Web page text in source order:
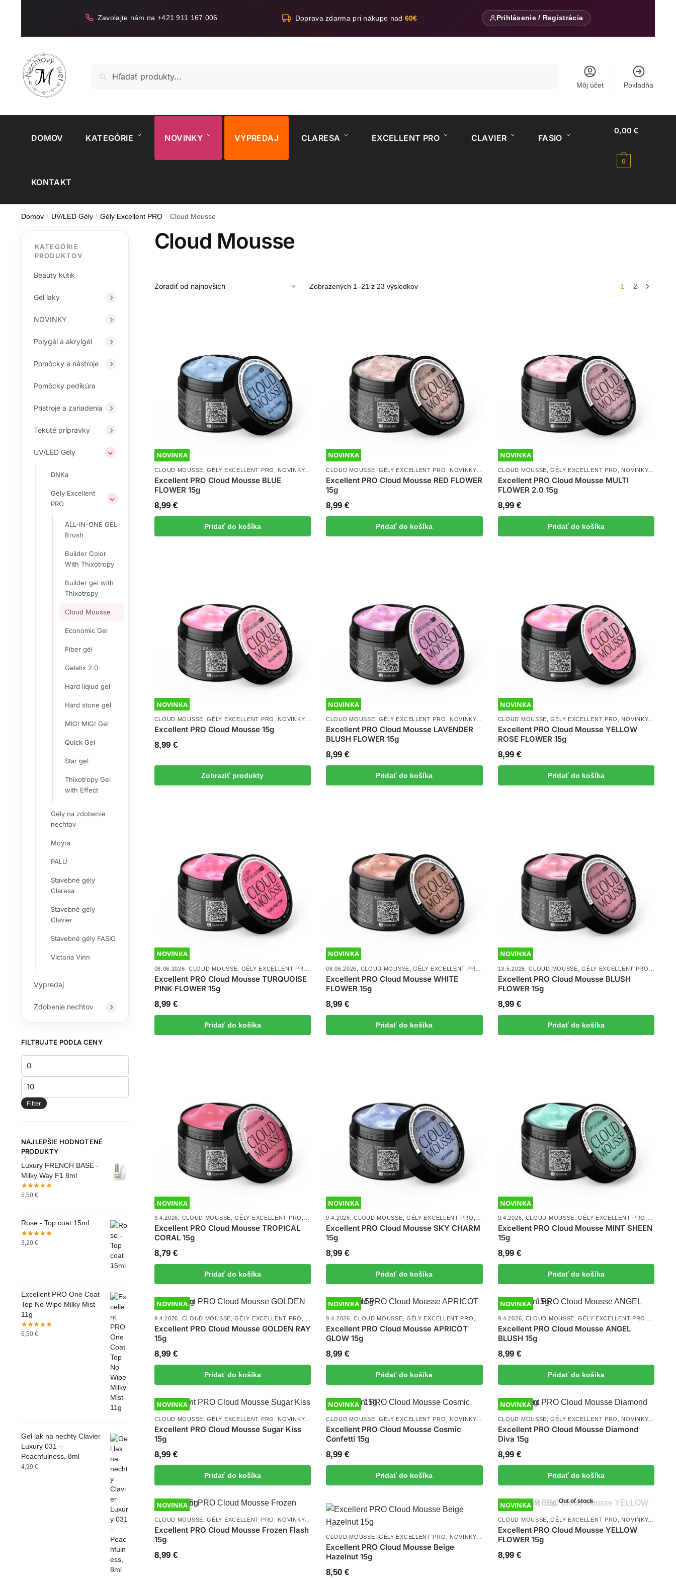
Zavolajte nám na +421 911 167 006 Doprava zdarma pri nákupe nad 60€ Prihlásenie / Registrácia
Vyhľadávanie
Môj účet Pokladňa
DOMOV KATEGÓRIE NOVINKY VÝPREDAJ CLARESA EXCELLENT PRO CLAVIER FASIO
KONTAKT
0,00€
0
Domov / UV/LED Gély / Gély Excellent PRO / Cloud Mousse
Cloud Mousse
Zobrazených 1–21 z 23 výsledkovZoradené
1 2
NOVINKA
CLOUD MOUSSE ,GÉLY EXCELLENT PRO NOVINKY, THIXOTROPY GEL WITH EFFECT,UV/LED GÉLY
Excellent PRO Cloud Mousse BLUE
FLOWER 15g
8,99 €
Pridať do košíka
NOVINKA
CLOUD MOUSSE GÉLY EXCELLENT PRO NOVINKY, THIXOTROPY GEL WITH EFFECT,UV/LED GÉLY
Excellent PRO Cloud Mousse RED FLOWER
15g
8,99€
Pridať do košíka
NOVINKA
CLOUD MOUSSE ,GÉLY EXCELLENT PRO NOVINKY,
Excellent PRO Cloud Mousse MULTI
FLOWER 2.0 15g
8,99 €
Pridať do košíka
NOVINKA
CLOUD MOUSSE ,GÉLY EXCELLENT PRO NOVINKY, UV/LED GÉLY
Excellent PRO Cloud Mousse 15g
8,99 €
Zobraziť produkty
NOVINKA
CLOUD MOUSSE GÉLY EXCELLENT PRO NOVINKY, UV/LED GÉLY
Excellent PRO Cloud Mousse LAVENDER
BLUSH FLOWER 15g
8,99€
Pridať do košíka
NOVINKA
CLOUD MOUSSE ,GÉLY EXCELLENT PRO NOVINKY,
Excellent PRO Cloud Mousse YELLOW
ROSE FLOWER 15g
8,99 €
Pridať do košíka
NOVINKA
08.06.2026 CLOUD MOUSSE GÉLY EXCELLENT PRO NOVINKY, UV/LED GÉLY
Excellent PRO Cloud Mousse TURQUOISE
PINK FLOWER 15g
8,99 €
Pridať do košíka
NOVINKA
08.06.2026 CLOUD MOUSSE ,GÉLY EXCELLENT PRO NOVINKY ,UV/LED GÉLY
Excellent PRO Cloud Mousse WHITE
FLOWER 15g
8,99€
Pridať do košíka
NOVINKA
13.5.2026 ,CLOUD MOUSSE ,GÉLY EXCELLENT PRO
Excellent PRO Cloud Mousse BLUSH
FLOWER 15g
8,99 €
Pridať do košíka
NOVINKA
9.4.2026 CLOUD MOUSSE ,GÉLY EXCELLENT PRO NOVINKY, UV/LED GÉLY
Excellent PRO Cloud Mousse TROPICAL
CORAL 15g
8,79 €
Pridať do košíka
NOVINKA
9.4.2026 ,CLOUD MOUSSE GÉLY EXCELLENT PRO NOVINKY, UV/LED GÉLY
Excellent PRO Cloud Mousse SKY CHARM
15g
8,99€
Pridať do košíka
NOVINKA
9.4.2026 CLOUD MOUSSE ,GÉLY EXCELLENT PRO
Excellent PRO Cloud Mousse MINT SHEEN
15g
8,99 €
Pridať do košíka
NOVINKA
9.4.2026 CLOUD MOUSSE ,GÉLY EXCELLENT PRO NOVINKY, UV/LED GÉLY
Excellent PRO Cloud Mousse GOLDEN RAY
15g
8,99 €
Pridať do košíka
NOVINKA
9.4.2026 ,CLOUD MOUSSE GÉLY EXCELLENT PRO NOVINKY, UV/LED GÉLY
Excellent PRO Cloud Mousse APRICOT
GLOW 15g
8,99€
Pridať do košíka
NOVINKA
9.4.2026 CLOUD MOUSSE ,GÉLY EXCELLENT PRO
Excellent PRO Cloud Mousse ANGEL
BLUSH 15g
8,99 €
Pridať do košíka
NOVINKA
CLOUD MOUSSE ,GÉLY EXCELLENT PRO NOVINKY, UV/LED GÉLY
Excellent PRO Cloud Mousse Sugar Kiss
15g
8,99 €
Pridať do košíka
NOVINKA
CLOUD MOUSSE GÉLY EXCELLENT PRO NOVINKY, UV/LED GÉLY
Excellent PRO Cloud Mousse Cosmic
Confetti 15g
8,99€
Pridať do košíka
NOVINKA
CLOUD MOUSSE ,GÉLY EXCELLENT PRO NOVINKY,
Excellent PRO Cloud Mousse Diamond
Diva 15g
8,99 €
Pridať do košíka
NOVINKA
CLOUD MOUSSE ,GÉLY EXCELLENT PRO NOVINKY, UV/LED GÉLY
Excellent PRO Cloud Mousse Frozen Flash
15g
8,99 €
CLOUD MOUSSE GÉLY EXCELLENT PRO NOVINKY, UV/LED GÉLY
Excellent PRO Cloud Mousse Beige
Hazelnut 15g
8,50€
Out of stock
NOVINKA
CLOUD MOUSSE ,GÉLY EXCELLENT PRO NOVINKY,
Excellent PRO Cloud Mousse YELLOW
FLOWER 15g
8,99 €
KATEGÓRIE
PRODUKTOV
Beauty kútik
Gél laky
NOVINKY
Polygél a akrylgél
Pomôcky a nástroje
Pomôcky pedikúra
Prístroje a zariadenia
Tekuté prípravky
UV/LED Gély
DNKa
Gély Excellent
PRO
ALL-IN-ONE GEL
Brush
Builder Color
With Thixotropy
Builder gel with
Thixotropy
Cloud Mousse
Economic Gel
Fiber gél
Gelatix 2.0
Hard liqiud gel
Hard stone gel
MIG! MIG! Gel
Quick Gel
Star gel
Thixotropy Gel
with Effect
Gély na zdobenie
nechtov
Moyra
PALU
Stavebné gély
Claresa
Stavebné gély
Clavier
Stavebné gély FASIO
Victoria Vinn
Výpredaj
Zdobenie nechtov
FILTRUJTE PODĽA CENY
cena
cena
Filter
NAJLEPŠIE HODNOTENÉ
PRODUKTY
Luxury FRENCH BASE -
Milky Way F1 8ml
5,50 €
Rose - Top coat 15ml
3,20 €
Excellent PRO One Coat
Top No Wipe Milky Mist
11g
6,50 €
Gel lak na nechty Clavier
Luxury 031 –
Peachfulness, 8ml
4,99 €